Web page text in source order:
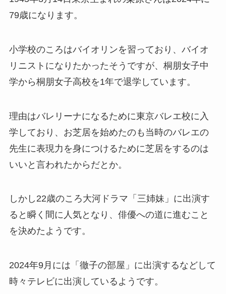
79歳になります。
小学校のころはバイオリンを習っており、バイオ
リニストになりたかったそうですが、桐朋女子中
学から桐朋女子高校を1年で退学しています。
理由はバレリーナになるために東京バレエ校に入
学しており、お芝居を始めたのも当時のバレエの
先生に表現力を身につけるために芝居をするのは
いいと言われたからだとか。
しかし22歳のころ大河ドラマ「三姉妹」に出演す
ると瞬く間に人気となり、俳優への道に進むこと
を決めたようです。
2024年9月には「徹子の部屋」に出演するなどして
時々テレビに出演しているようです。